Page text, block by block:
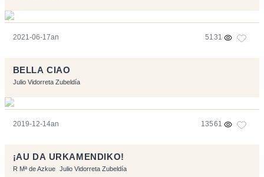
2021-06-17an 5131
BELLA CIAO
Julio Vidorreta Zubeldía
2019-12-14an 13561
¡AU DA URKAMENDIKO!
R Mª de Azkue Julio Vidorreta Zubeldía